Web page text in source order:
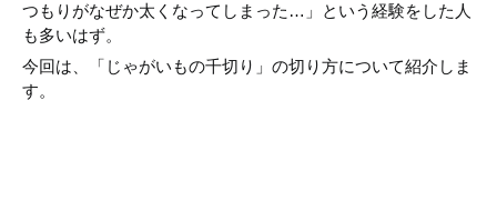
つもりがなぜか太くなってしまった…」という経験をした人
も多いはず。
今回は、「じゃがいもの千切り」の切り方について紹介しま
す。